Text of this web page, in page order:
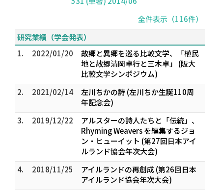
全件表示（116件）
研究業績（学会発表）
1.
2022/01/20
故郷と異郷を巡る比較文学、「植民
地と故郷――清岡卓行と三木卓」 (阪大
比較文学シンポジウム)
2.
2021/02/14
左川ちかの詩 (左川ちか生誕110周
年記念会)
3.
2019/12/22
アルスターの詩人たちと「伝統」、
Rhyming Weavers を編集するジョ
ン・ヒューイット (第27回日本アイ
ルランド協会年次大会)
4.
2018/11/25
アイルランドの再創成 (第26回日本
アイルランド協会年次大会)